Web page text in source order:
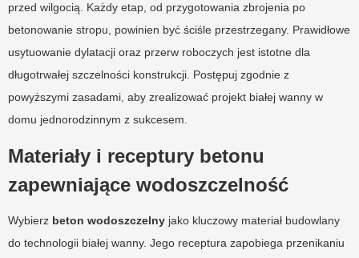
przed wilgocią. Każdy etap, od przygotowania zbrojenia po
betonowanie stropu, powinien być ściśle przestrzegany. Prawidłowe
usytuowanie dylatacji oraz przerw roboczych jest istotne dla
długotrwałej szczelności konstrukcji. Postępuj zgodnie z
powyższymi zasadami, aby zrealizować projekt białej wanny w
domu jednorodzinnym z sukcesem.
Materiały i receptury betonu
zapewniające wodoszczelność
Wybierz beton wodoszczelny jako kluczowy materiał budowlany
do technologii białej wanny. Jego receptura zapobiega przenikaniu